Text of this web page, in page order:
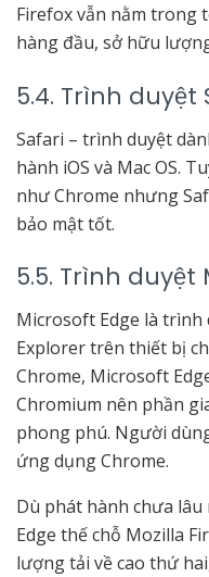
Firefox vẫn nằm
hàng đầu, sở hữu
5.4. Trình duyệt
Safari – trình duyệt
hành iOS và Mac OS.
như Chrome nhưng
bảo mật tốt.
5.5. Trình duyệt
Microsoft Edge là
Explorer trên thiết bị
Chrome, Microsoft
Chromium nên phần
phong phú. Người
ứng dụng Chrome.
Dù phát hành chưa
Edge thế chỗ Mozilla
lượng tải về cao thứ